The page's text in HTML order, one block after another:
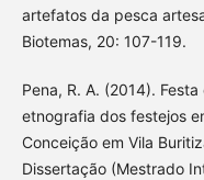
artefatos da pesca
Biotemas, 20: 107-119.
Pena, R. A. (2014).
etnografia dos festejos
Conceição em Vila
Dissertação (Mestrado